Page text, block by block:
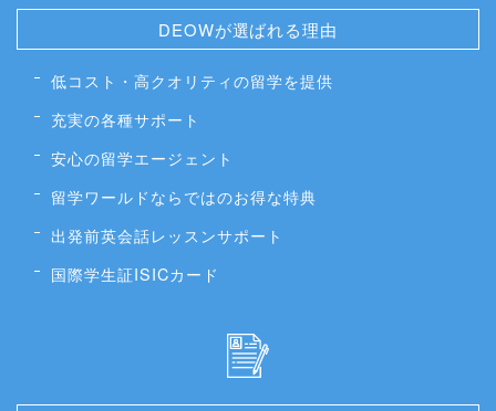
DEOWが選ばれる理由
低コスト・高クオリティの留学を提供
充実の各種サポート
安心の留学エージェント
留学ワールドならではのお得な特典
出発前英会話レッスンサポート
国際学生証ISICカード